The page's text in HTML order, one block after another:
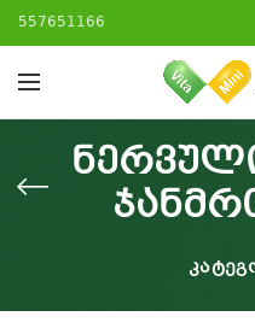
557651166